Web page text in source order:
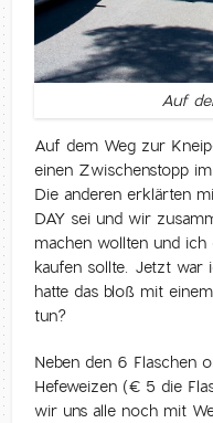
Auf
Auf dem Weg zur
einen Zwischenstopp
Die anderen erklärten
DAY sei und wir
machen wollten und ich
kaufen sollte. Jetzt
hatte das bloß mit
tun?
Neben den 6 Flaschen
Hefeweizen (€ 5 die
wir uns alle noch mit